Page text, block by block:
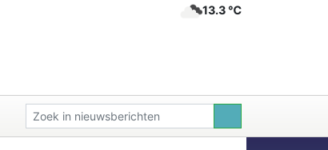
13.3 ℃